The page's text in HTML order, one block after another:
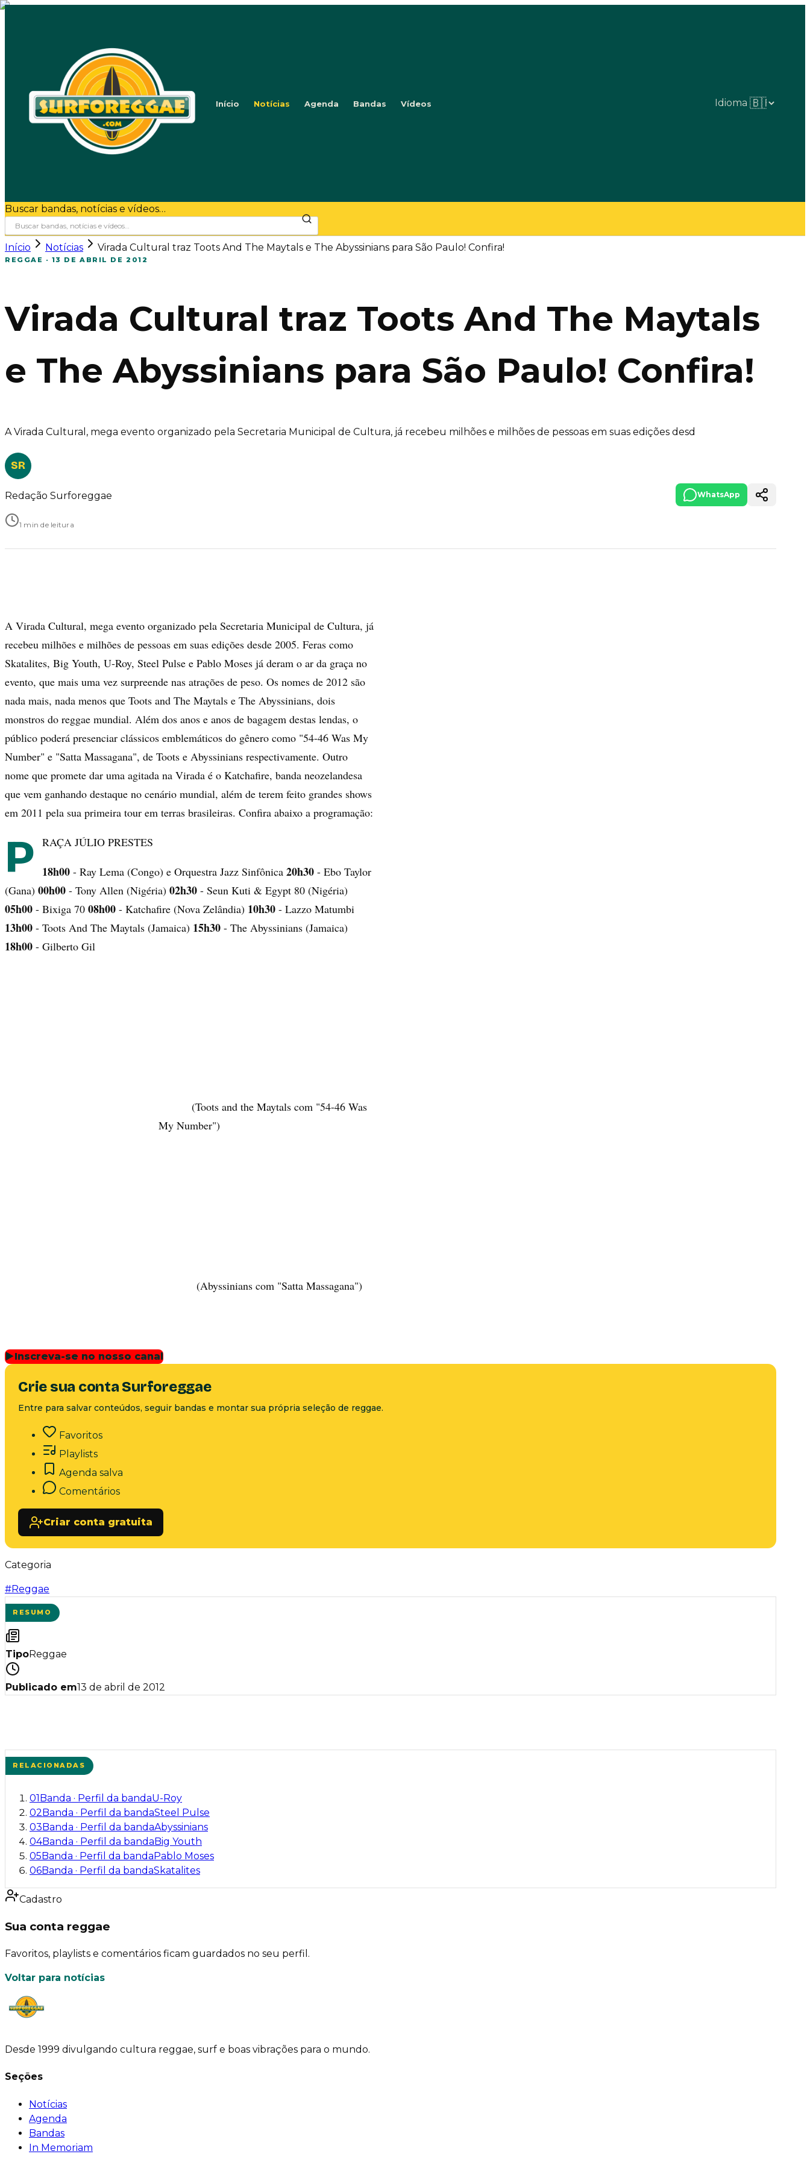
Início Notícias Agenda Bandas Vídeos Idioma
Buscar bandas, notícias e vídeos…
Início Notícias Virada Cultural traz Toots And The Maytals e The Abyssinians para São Paulo! Confira!
REGGAE · 13 DE ABRIL DE 2012
Virada Cultural traz Toots And The Maytals
e The Abyssinians para São Paulo! Confira!
A Virada Cultural, mega evento organizado pela Secretaria Municipal de Cultura, já recebeu milhões e milhões de pessoas em suas edições desd
SR
Redação Surforeggae
1 min de leitura
WhatsApp
A Virada Cultural, mega evento organizado pela Secretaria Municipal de Cultura, já
recebeu milhões e milhões de pessoas em suas edições desde 2005. Feras como
Skatalites, Big Youth, U-Roy, Steel Pulse e Pablo Moses já deram o ar da graça no
evento, que mais uma vez surpreende nas atrações de peso. Os nomes de 2012 são
nada mais, nada menos que Toots and The Maytals e The Abyssinians, dois
monstros do reggae mundial. Além dos anos e anos de bagagem destas lendas, o
público poderá presenciar clássicos emblemáticos do gênero como "54-46 Was My
Number" e "Satta Massagana", de Toots e Abyssinians respectivamente. Outro
nome que promete dar uma agitada na Virada é o Katchafire, banda neozelandesa
que vem ganhando destaque no cenário mundial, além de terem feito grandes shows
em 2011 pela sua primeira tour em terras brasileiras. Confira abaixo a programação:
P RAÇA JÚLIO PRESTES
18h00 - Ray Lema (Congo) e Orquestra Jazz Sinfônica 20h30 - Ebo Taylor
(Gana) 00h00 - Tony Allen (Nigéria) 02h30 - Seun Kuti & Egypt 80 (Nigéria)
05h00 - Bixiga 70 08h00 - Katchafire (Nova Zelândia) 10h30 - Lazzo Matumbi
13h00 - Toots And The Maytals (Jamaica) 15h30 - The Abyssinians (Jamaica)
18h00 - Gilberto Gil
(Toots and the Maytals com "54-46 Was
My Number")
(Abyssinians com "Satta Massagana")
▶Inscreva-se no nosso canal
Crie sua conta Surforeggae
Entre para salvar conteúdos, seguir bandas e montar sua própria seleção de reggae.
Favoritos
Playlists
Agenda salva
Comentários
Criar conta gratuita
Categoria
#Reggae
RESUMO
TipoReggae
Publicado em13 de abril de 2012
RELACIONADAS
01Banda · Perfil da bandaU-Roy
02Banda · Perfil da bandaSteel Pulse
03Banda · Perfil da bandaAbyssinians
04Banda · Perfil da bandaBig Youth
05Banda · Perfil da bandaPablo Moses
06Banda · Perfil da bandaSkatalites
Cadastro
Sua conta reggae
Favoritos, playlists e comentários ficam guardados no seu perfil.
Voltar para notícias
Desde 1999 divulgando cultura reggae, surf e boas vibrações para o mundo.
Seções
Notícias
Agenda
Bandas
In Memoriam